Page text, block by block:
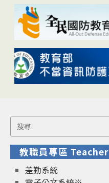
Search
for:
教職員專區 Teacher
差勤系統